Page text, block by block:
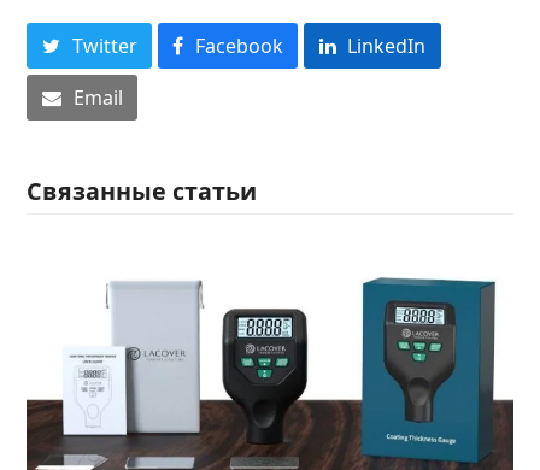
Twitter Facebook
LinkedIn
Email
Связанные статьи